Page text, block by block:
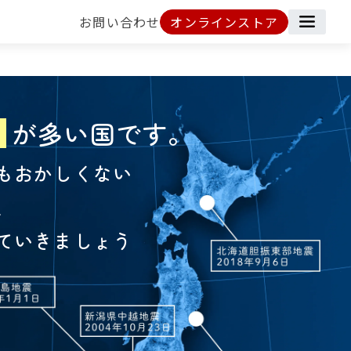
お問い合わせ オンラインストア
が多い国です。
おかしくない
いきましょう